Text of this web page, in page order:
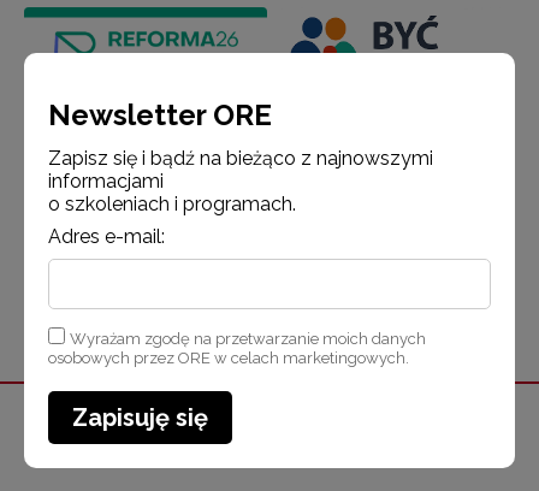
Newsletter ORE
Zapisz się i bądź na bieżąco z najnowszymi
informacjami
o szkoleniach i programach.
Adres e-mail:
Wyrażam zgodę na przetwarzanie moich danych
osobowych przez ORE w celach marketingowych.
Zapisuję się